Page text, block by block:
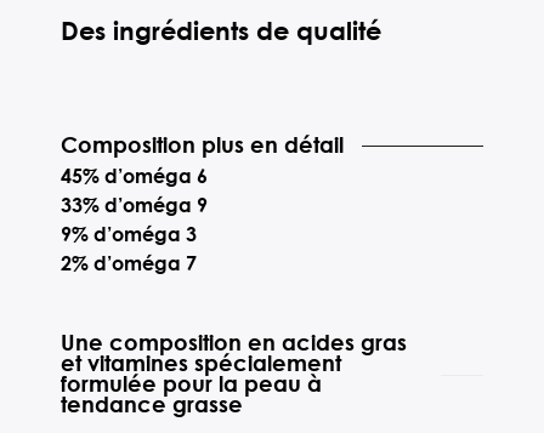
Des ingrédients de qualité
Composition plus en détail
45% d’oméga 6
33% d’oméga 9
9% d’oméga 3
2% d’oméga 7
Une composition en acides gras
et vitamines spécialement
formulée pour la peau à
tendance grasse